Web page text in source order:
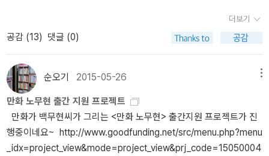
않으려 오늘은 이 책을 집어 들었다. 고 백남기 선생을 추모하는 마음
으로...'오해와 왜곡, 그리고 거짓의 탁류가 소용돌이치는 어지러운 시
대에도 누군가는 진실을 찾아야 한다. 어둠이 오직 빛에 의해서만 사
라지듯, 거짓은 진실로만 무너질 수 있다.''(...) 한반도에는 이념과 체
제를 달리하는 두 개의 국가가 있다. 대한민국 헌법과 국가보안법은
북을 국가로 인정하지 않지만, 휴전선 이북에 조선민주주의인민공화
국이라는 이름을 가진 국가가 존재하고 있다는 것은 부장할 수 없는
현실이다. 북의 체제와 이념이 마음에 들지 않는다고 해도 북 정부와
권력자의 존재를 인정하지 않을 수 없다.(...)'
더보기
공감 (13) 댓글 (0)
순오기 2015-05-26
만화 노무현 출간 지원 프로젝트
만화가 백무현씨가 그리는 <만화 노무현> 출간지원 프로젝트가 진
행중이네요~ http://www.goodfunding.net/src/menu.php?menu
_idx=project_view&mode=project_view&prj_code=15050004